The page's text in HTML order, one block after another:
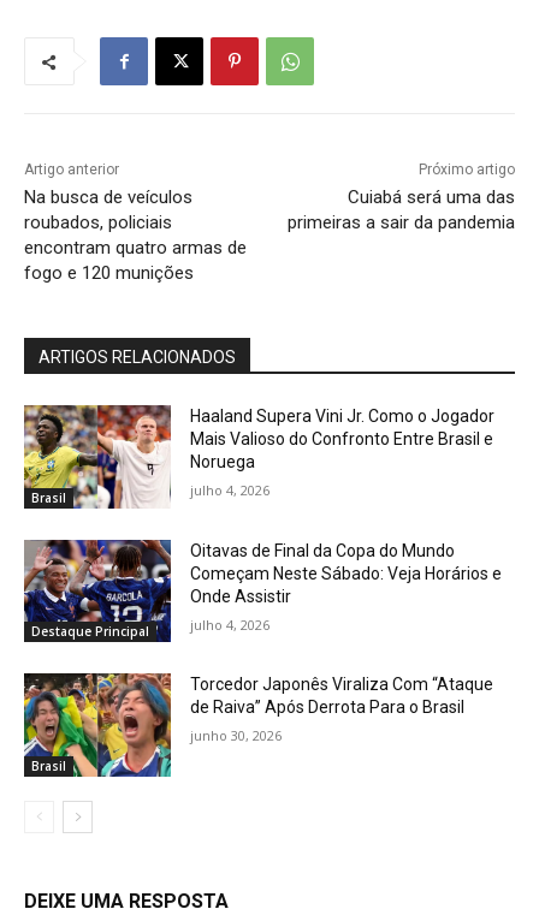
Artigo anterior
Na busca de veículos
roubados, policiais
encontram quatro armas de
fogo e 120 munições
Próximo artigo
Cuiabá será uma das
primeiras a sair da pandemia
ARTIGOS RELACIONADOS
Brasil
Haaland Supera Vini Jr. Como o Jogador
Mais Valioso do Confronto Entre Brasil e
Noruega
julho 4, 2026
Destaque Principal
Oitavas de Final da Copa do Mundo
Começam Neste Sábado: Veja Horários e
Onde Assistir
julho 4, 2026
Brasil
Torcedor Japonês Viraliza Com “Ataque
de Raiva” Após Derrota Para o Brasil
junho 30, 2026
DEIXE UMA RESPOSTA